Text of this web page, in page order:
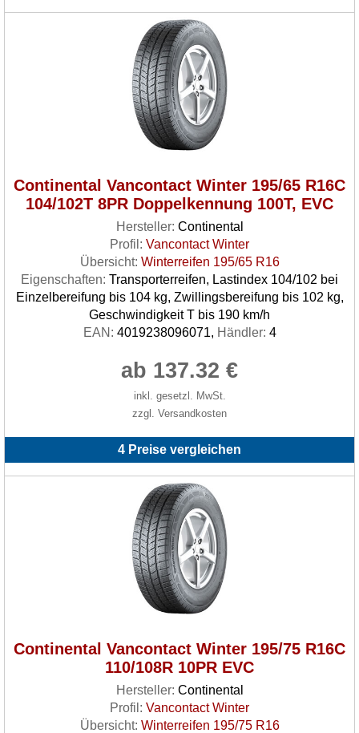
Continental Vancontact Winter 195/65 R16C
104/102T 8PR Doppelkennung 100T, EVC
Hersteller: Continental
Profil: Vancontact Winter
Übersicht: Winterreifen 195/65 R16
Eigenschaften: Transporterreifen, Lastindex 104/102 bei
Einzelbereifung bis 104 kg, Zwillingsbereifung bis 102 kg,
Geschwindigkeit T bis 190 km/h
EAN: 4019238096071, Händler: 4
ab 137.32 €
inkl. gesetzl. MwSt.
zzgl. Versandkosten
4 Preise vergleichen
Continental Vancontact Winter 195/75 R16C
110/108R 10PR EVC
Hersteller: Continental
Profil: Vancontact Winter
Übersicht: Winterreifen 195/75 R16